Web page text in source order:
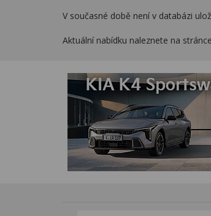
V současné době není v databázi
Aktuální nabídku naleznete na stránce